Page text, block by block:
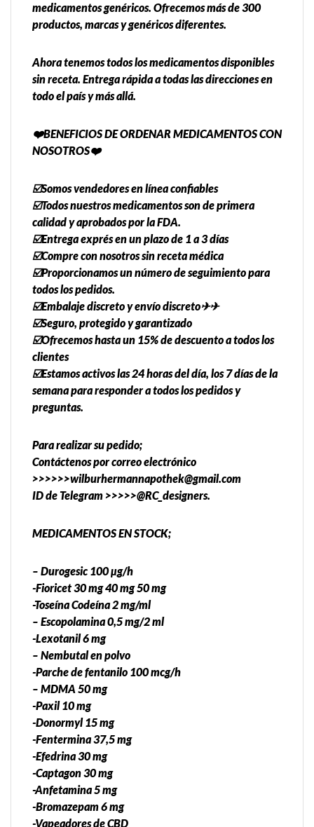
medicamentos genéricos. Ofrecemos más de 300
productos, marcas y genéricos diferentes.
Ahora tenemos todos los medicamentos disponibles
sin receta. Entrega rápida a todas las direcciones en
todo el país y más allá.
❤️BENEFICIOS DE ORDENAR MEDICAMENTOS CON
NOSOTROS❤️
☑️Somos vendedores en línea confiables
☑️Todos nuestros medicamentos son de primera
calidad y aprobados por la FDA.
☑️Entrega exprés en un plazo de 1 a 3 días
☑️Compre con nosotros sin receta médica
☑️Proporcionamos un número de seguimiento para
todos los pedidos.
☑️Embalaje discreto y envío discreto✈✈
☑️Seguro, protegido y garantizado
☑️Ofrecemos hasta un 15% de descuento a todos los
clientes
☑️Estamos activos las 24 horas del día, los 7 días de la
semana para responder a todos los pedidos y
preguntas.
Para realizar su pedido;
Contáctenos por correo electrónico
>>>>>>wilburhermannapothek@gmail.com
ID de Telegram >>>>>@RC_designers.
MEDICAMENTOS EN STOCK;
– Durogesic 100 µg/h
-Fioricet 30 mg 40 mg 50 mg
-Toseína Codeína 2 mg/ml
– Escopolamina 0,5 mg/2 ml
-Lexotanil 6 mg
– Nembutal en polvo
-Parche de fentanilo 100 mcg/h
– MDMA 50 mg
-Paxil 10 mg
-Donormyl 15 mg
-Fentermina 37,5 mg
-Efedrina 30 mg
-Captagon 30 mg
-Anfetamina 5 mg
-Bromazepam 6 mg
-Vapeadores de CBD